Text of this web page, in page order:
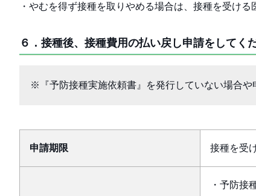
・やむを得ず接種を取りやめる場合は、接種を受け
６．接種後、接種費用の払い戻し申請をしてくだ
※『予防接種実施依頼書』を発行していない場合や
申請期限 接種を受
・予防接